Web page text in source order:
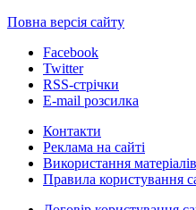
Повна версія сайту
Facebook
Twitter
RSS-стрічки
E-mail розсилка
Контакти
Реклама на сайті
Використання
Правила користування